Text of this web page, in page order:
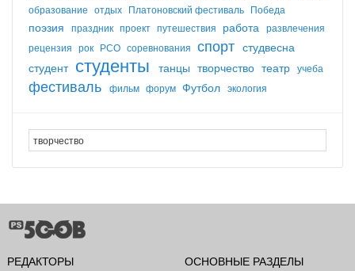
образование отдых Платоновский фестиваль Победа
поэзия праздник проект путешествия работа развлечения
рецензия рок РСО соревнования спорт студвесна
студент студенты танцы творчество театр учеба
фестиваль фильм форум Футбол экология
РЕДАКТОРЫ ОСНОВНЫЕ РАЗДЕЛЫ